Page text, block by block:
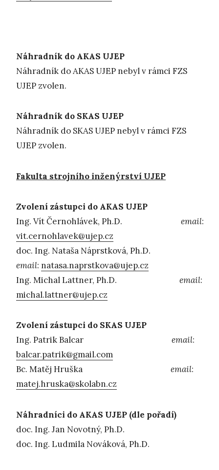
Náhradník do AKAS UJEP
Náhradník do AKAS UJEP nebyl v rámci FZS
UJEP zvolen.
Náhradník do SKAS UJEP
Náhradník do SKAS UJEP nebyl v rámci FZS
UJEP zvolen.
Fakulta strojního inženýrství UJEP
Zvolení zástupci do AKAS UJEP
Ing. Vít Černohlávek, Ph.D. email:
vit.cernohlavek@ujep.cz
doc. Ing. Nataša Náprstková, Ph.D.
email: natasa.naprstkova@ujep.cz
Ing. Michal Lattner, Ph.D. email:
michal.lattner@ujep.cz
Zvolení zástupci do SKAS UJEP
Ing. Patrik Balcar email:
balcar.patrik@gmail.com
Bc. Matěj Hruška email:
matej.hruska@skolabn.cz
Náhradníci do AKAS UJEP (dle pořadí)
doc. Ing. Jan Novotný, Ph.D.
doc. Ing. Ludmila Nováková, Ph.D.